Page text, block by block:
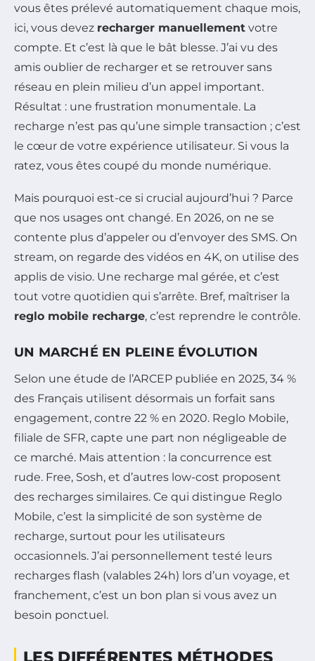
vous êtes prélevé automatiquement chaque mois,
ici, vous devez recharger manuellement votre
compte. Et c’est là que le bât blesse. J’ai vu des
amis oublier de recharger et se retrouver sans
réseau en plein milieu d’un appel important.
Résultat : une frustration monumentale. La
recharge n’est pas qu’une simple transaction ; c’est
le cœur de votre expérience utilisateur. Si vous la
ratez, vous êtes coupé du monde numérique.
Mais pourquoi est-ce si crucial aujourd’hui ? Parce
que nos usages ont changé. En 2026, on ne se
contente plus d’appeler ou d’envoyer des SMS. On
stream, on regarde des vidéos en 4K, on utilise des
applis de visio. Une recharge mal gérée, et c’est
tout votre quotidien qui s’arrête. Bref, maîtriser la
reglo mobile recharge, c’est reprendre le contrôle.
UN MARCHÉ EN PLEINE ÉVOLUTION
Selon une étude de l’ARCEP publiée en 2025, 34 %
des Français utilisent désormais un forfait sans
engagement, contre 22 % en 2020. Reglo Mobile,
filiale de SFR, capte une part non négligeable de
ce marché. Mais attention : la concurrence est
rude. Free, Sosh, et d’autres low-cost proposent
des recharges similaires. Ce qui distingue Reglo
Mobile, c’est la simplicité de son système de
recharge, surtout pour les utilisateurs
occasionnels. J’ai personnellement testé leurs
recharges flash (valables 24h) lors d’un voyage, et
franchement, c’est un bon plan si vous avez un
besoin ponctuel.
LES DIFFÉRENTES MÉTHODES